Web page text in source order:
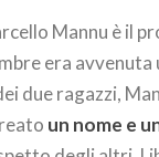
Mannu è il
era
due ragazzi,
un nome e